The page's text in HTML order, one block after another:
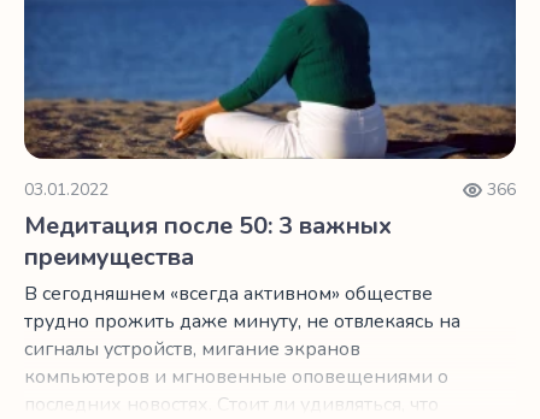
03.01.2022 366
Медитация после 50: 3 важных
преимущества
В сегодняшнем «всегда активном» обществе
трудно прожить даже минуту, не отвлекаясь на
сигналы устройств, мигание экранов
компьютеров и мгновенные оповещениями о
последних новостях. Стоит ли удивляться, что